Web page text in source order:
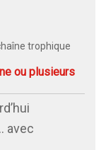
trophique
ou plusieurs
avec